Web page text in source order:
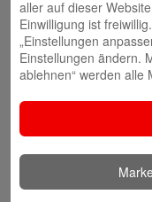
aller auf dieser
Einwilligung ist
„Einstellungen
Einstellungen ändern.
ablehnen“ werden alle